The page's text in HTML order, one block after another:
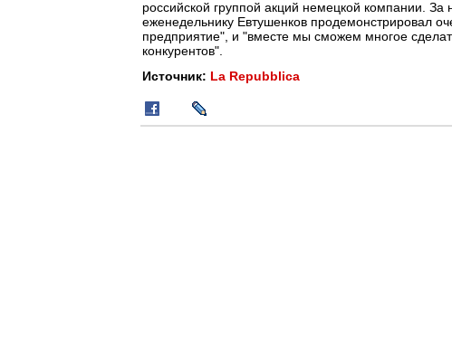
российской группой акций немецкой компании.
еженедельнику Евтушенков продемонстрировал
предприятие", и "вместе мы сможем многое
конкурентов".
Источник: La Repubblica